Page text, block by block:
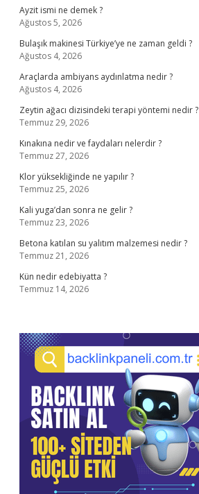
Ayzit ismi ne demek ?
Ağustos 5, 2026
Bulaşık makinesi Türkiye’ye ne zaman geldi ?
Ağustos 4, 2026
Araçlarda ambiyans aydınlatma nedir ?
Ağustos 4, 2026
Zeytin ağacı dizisindeki terapi yöntemi nedir ?
Temmuz 29, 2026
Kınakına nedir ve faydaları nelerdir ?
Temmuz 27, 2026
Klor yüksekliğinde ne yapılır ?
Temmuz 25, 2026
Kali yuga’dan sonra ne gelir ?
Temmuz 23, 2026
Betona katılan su yalıtım malzemesi nedir ?
Temmuz 21, 2026
Kün nedir edebiyatta ?
Temmuz 14, 2026